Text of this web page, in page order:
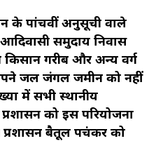
के पांचवीं अनुसूची वाले
समुदाय निवास
गरीब और अन्य वर्ग
जल जंगल जमीन को नहीं
में सभी स्थानीय
प्रशासन को इस परियोजना
बैतूल पहुंचकर को